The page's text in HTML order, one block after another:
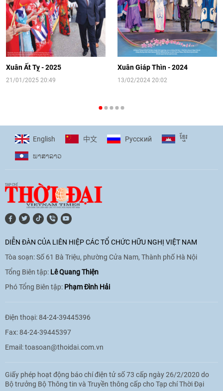
14:41|12/06/2026
[Video] Đối ngoại nhân dân Thủ đô
hướng tới kết nối hiệu quả nguồn lực
người Việt Nam ở nước ngoài
16:58|10/06/2026
phó với biến đổi khí hậu
17:07|09/06/2026
[Video] Lào dành ưu tiên hàng đầu cho
quan hệ với Việt Nam
11:01 |09/06/2026
[Video] Doanh nghiệp Hoa Kỳ hỗ trợ
Việt Nam xác định danh tính người mất
Xuân Ất Tỵ - 2025
21/01/2025 20:49
Xuân Giáp Thìn - 2024
13/02/2024 20:02
English 中文 Pусский ខ្មែរ
ພາ​ສາ​ລາວ
DIỄN ĐÀN CỦA LIÊN HIỆP CÁC TỔ CHỨC HỮU NGHỊ VIỆT NAM
Tòa soạn: Số 61 Bà Triệu, phường Cửa Nam, Thành phố Hà Nội
Tổng Biên tập: Lê Quang Thiện
Phó Tổng Biên tập: Phạm Đình Hải
Điện thoại: 84-24-39445396
Fax: 84-24-39445397
Email:toasoan@thoidai.com.vn
Giấy phép hoạt động báo chí điện tử số 73 cấp ngày 26/2/2020 do
Bộ trưởng Bộ Thông tin và Truyền thông cấp cho Tạp chí Thời Đại